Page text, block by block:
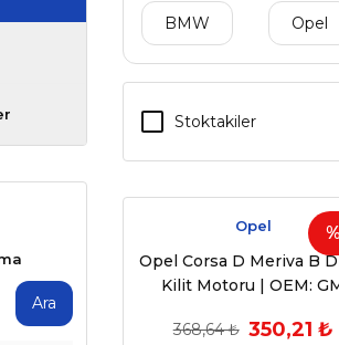
Ara
BMW Opel
Stoktakiler
Opel
Opel Corsa D Meriva B
Kilit Motoru | OEM:
2017 Model Yılları
368,64 ₺ 350,21 ₺